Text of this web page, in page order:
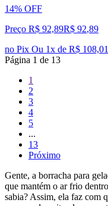
14% OFF
Preço R$ 92,89R$ 92,89
no Pix Ou 1x de R$
Página 1 de 13
1
2
3
4
5
...
13
Próximo
Gente, a borracha para
que mantém o ar frio
sabia? Assim, ela faz com